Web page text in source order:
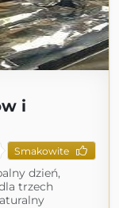
i
Smakowite
dzień,
trzech